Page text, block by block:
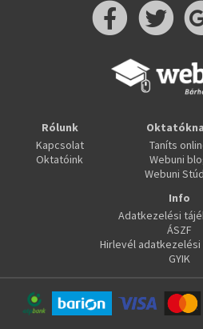
Rólunk
Kapcsolat
Oktatóink
Taníts
Webuni
Webuni
Info
Adatkezelési
ÁSZF
Hirlevél
GYIK